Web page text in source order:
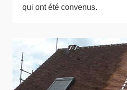
qui ont été convenus.